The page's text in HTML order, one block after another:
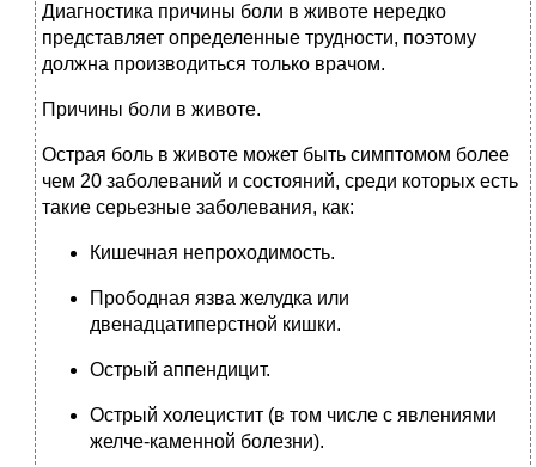
Диагностика причины боли в животе нередко
представляет определенные трудности, поэтому
должна производиться только врачом.
Причины боли в животе.
Острая боль в животе может быть симптомом более
чем 20 заболеваний и состояний, среди которых есть
такие серьезные заболевания, как:
Кишечная непроходимость.
Прободная язва желудка или
двенадцатиперстной кишки.
Острый аппендицит.
Острый холецистит (в том числе с явлениями
желче-каменной болезни).